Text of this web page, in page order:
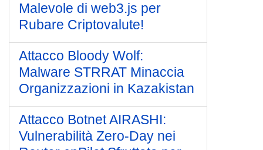
Malevole di web3.js per
Rubare Criptovalute!
Attacco Bloody Wolf:
Malware STRRAT Minaccia
Organizzazioni in Kazakistan
Attacco Botnet AIRASHI:
Vulnerabilità Zero-Day nei